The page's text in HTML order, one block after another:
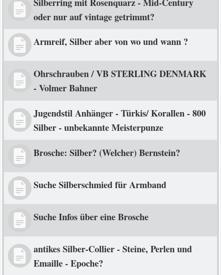
oder nur auf vintage getrimmt?
Armreif, Silber aber von wo und wann ?
Ohrschrauben / VB STERLING DENMARK
- Volmer Bahner
Jugendstil Anhänger - Türkis/ Korallen - 800
Silber - unbekannte Meisterpunze
Brosche: Silber? (Welcher) Bernstein?
Suche Silberschmied für Armband
Suche Infos über eine Brosche
antikes Silber-Collier - Steine, Perlen und
Emaille - Epoche?